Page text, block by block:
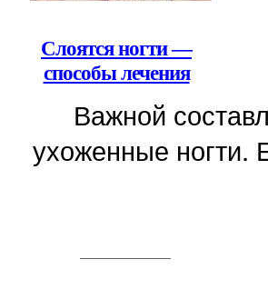
Слоятся ногти —
способы лечения
Важной
ухоженные ногти.